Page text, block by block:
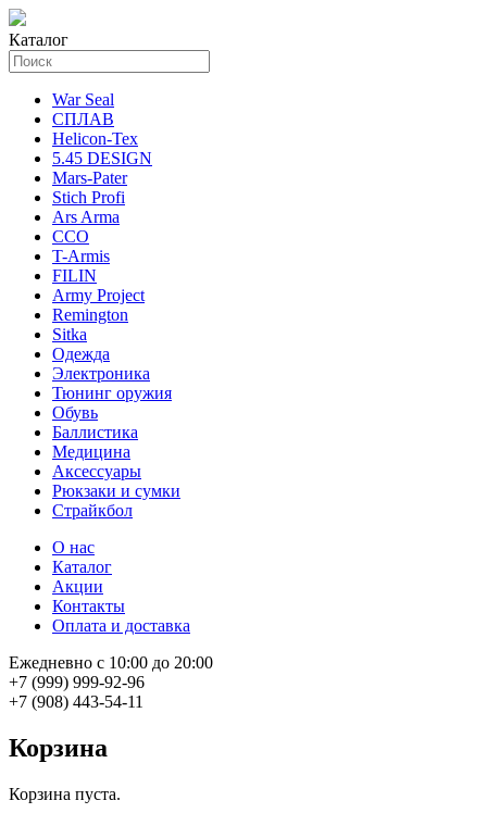
Каталог
War Seal
СПЛАВ
Helicon-Tex
5.45 DESIGN
Mars-Pater
Stich Profi
Ars Arma
ССО
T-Armis
FILIN
Army Project
Remington
Sitka
Одежда
Электроника
Тюнинг оружия
Обувь
Баллистика
Медицина
Аксессуары
Рюкзаки и сумки
Страйкбол
О нас
Каталог
Акции
Контакты
Оплата и доставка
Ежедневно с 10:00 до 20:00
+7 (999) 999-92-96
+7 (908) 443-54-11
Корзина
Корзина пуста.